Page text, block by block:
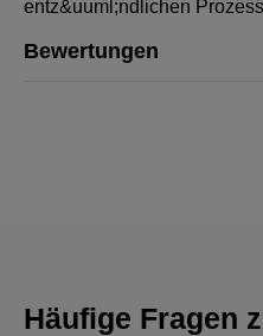
entz&uuml;ndlichen
Bewertungen
Häufige Fragen